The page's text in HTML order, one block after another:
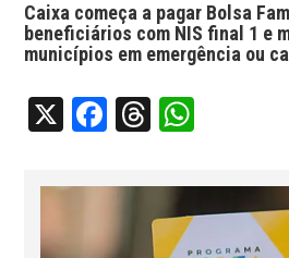
Caixa começa a pagar Bolsa
beneficiários com NIS final 1 e
municípios em emergência ou
X Facebook
Threads